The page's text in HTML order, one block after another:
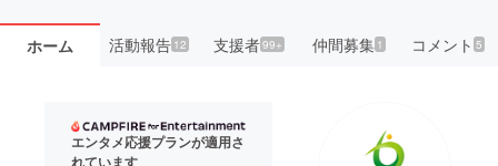
ホーム 活動報告12 支援者99+ 仲間募集 1 コメント5
エンタメ応援プランが適用さ
れています